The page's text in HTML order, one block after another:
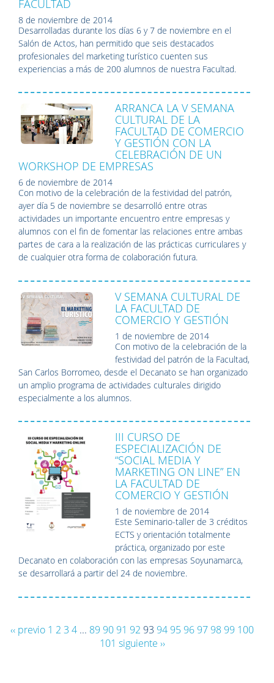
FACULTAD
8 de noviembre de 2014
Desarrolladas durante los días 6 y 7 de noviembre en el
Salón de Actos, han permitido que seis destacados
profesionales del marketing turístico cuenten sus
experiencias a más de 200 alumnos de nuestra Facultad.
ARRANCA LA V SEMANA
CULTURAL DE LA
FACULTAD DE COMERCIO
Y GESTIÓN CON LA
CELEBRACIÓN DE UN
WORKSHOP DE EMPRESAS
6 de noviembre de 2014
Con motivo de la celebración de la festividad del patrón,
ayer día 5 de noviembre se desarrolló entre otras
actividades un importante encuentro entre empresas y
alumnos con el fin de fomentar las relaciones entre ambas
partes de cara a la realización de las prácticas curriculares y
de cualquier otra forma de colaboración futura.
V SEMANA CULTURAL DE
LA FACULTAD DE
COMERCIO Y GESTIÓN
1 de noviembre de 2014
Con motivo de la celebración de la
festividad del patrón de la Facultad,
San Carlos Borromeo, desde el Decanato se han organizado
un amplio programa de actividades culturales dirigido
especialmente a los alumnos.
III CURSO DE
ESPECIALIZACIÓN DE
“SOCIAL MEDIA Y
MARKETING ON LINE” EN
LA FACULTAD DE
COMERCIO Y GESTIÓN
1 de noviembre de 2014
Este Seminario-taller de 3 créditos
ECTS y orientación totalmente
práctica, organizado por este
Decanato en colaboración con las empresas Soyunamarca,
se desarrollará a partir del 24 de noviembre.
‹‹ previo 1 2 3 4 ... 89 90 91 92 93 94 95 96 97 98 99 100
101 siguiente ››